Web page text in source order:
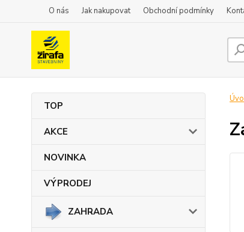
O nás Jak nakupovat Obchodní podmínky
TOP
AKCE
NOVINKA
VÝPRODEJ
ZAHRADA